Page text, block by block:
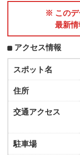
※ このデ
最新情
アクセス情報
スポット名
住所
交通アクセス
駐車場